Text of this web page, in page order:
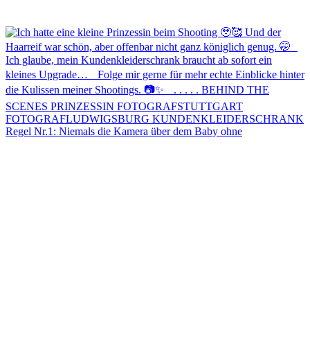
Regel Nr.1: Niemals die Kamera über dem Baby ohne